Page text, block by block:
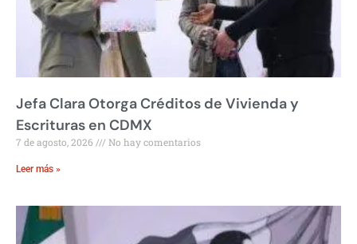
Jefa Clara Otorga Créditos de Vivienda y
Escrituras en CDMX
7 de agosto, 2026 No hay comentarios
Leer más »